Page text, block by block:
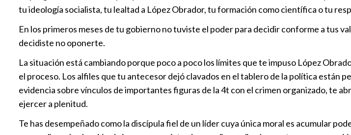
tu ideología socialista, tu lealtad a López Obrador, tu formación como científica o tu
En los primeros meses de tu gobierno no tuviste el poder para decidir conforme a tus
decidiste no oponerte.
La situación está cambiando porque poco a poco los límites que te impuso López
el proceso. Los alfiles que tu antecesor dejó clavados en el tablero de la política están
evidencia sobre vínculos de importantes figuras de la 4t con el crimen organizado, te
ejercer a plenitud.
Te has desempeñado como la discípula fiel de un líder cuya única moral es acumular